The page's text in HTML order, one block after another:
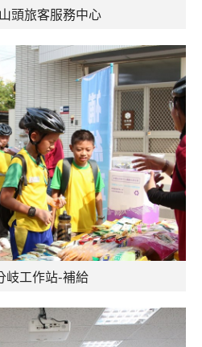
頭旅客服務中心
岐工作站-補給